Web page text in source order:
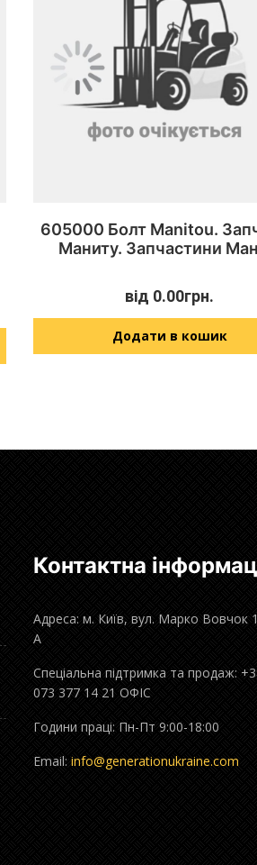
605000 Болт Manitou.
Маниту. Запчастини
від 0.00грн.
Додати в кошик
Контактна
Адреса: м. Київ, вул. Марко Вовчок
А
Спеціальна підтримка та продаж:
073 377 14 21 ОФІС
Години праці: Пн-Пт 9:00-18:00
Email: info@generationukraine.com